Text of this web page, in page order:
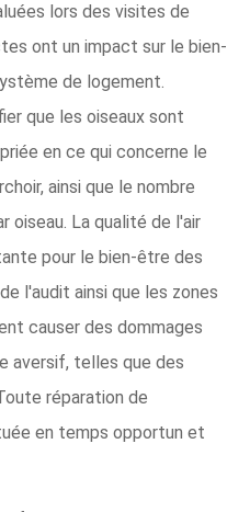
lors des visites de
ont un impact sur le bien-
de logement.
que les oiseaux sont
en ce qui concerne le
ainsi que le nombre
oiseau. La qualité de l'air
pour le bien-être des
l'audit ainsi que les zones
causer des dommages
aversif, telles que des
réparation de
en temps opportun et